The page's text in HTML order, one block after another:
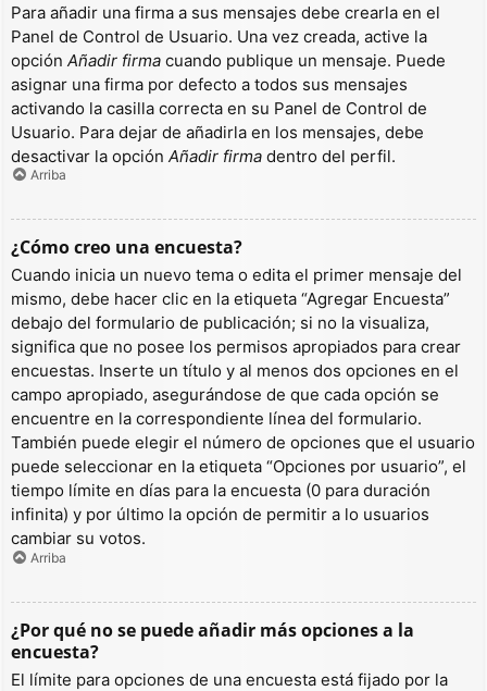
Para añadir una firma a sus mensajes debe crearla en el
Panel de Control de Usuario. Una vez creada, active la
opción Añadir firma cuando publique un mensaje. Puede
asignar una firma por defecto a todos sus mensajes
activando la casilla correcta en su Panel de Control de
Usuario. Para dejar de añadirla en los mensajes, debe
desactivar la opción Añadir firma dentro del perfil.
Arriba
¿Cómo creo una encuesta?
Cuando inicia un nuevo tema o edita el primer mensaje del
mismo, debe hacer clic en la etiqueta “Agregar Encuesta”
debajo del formulario de publicación; si no la visualiza,
significa que no posee los permisos apropiados para crear
encuestas. Inserte un título y al menos dos opciones en el
campo apropiado, asegurándose de que cada opción se
encuentre en la correspondiente línea del formulario.
También puede elegir el número de opciones que el usuario
puede seleccionar en la etiqueta “Opciones por usuario”, el
tiempo límite en días para la encuesta (0 para duración
infinita) y por último la opción de permitir a lo usuarios
cambiar su votos.
Arriba
¿Por qué no se puede añadir más opciones a la
encuesta?
El límite para opciones de una encuesta está fijado por la